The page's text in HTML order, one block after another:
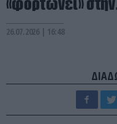
«φορτώνει»
26.07.2026 | 16:48